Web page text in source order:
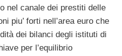
nel canale dei prestiti delle
piu’ forti nell’area euro che
dei bilanci degli istituti di
per l’equilibrio